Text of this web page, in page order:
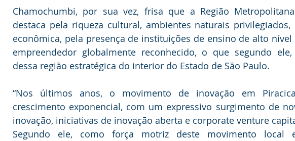
Chamochumbi, por sua vez, frisa que a Região
destaca pela riqueza cultural, ambientes naturais
econômica, pela presença de instituições de ensino de alto
empreendedor globalmente reconhecido, o que segundo
dessa região estratégica do interior do Estado de São Paulo.
“Nos últimos anos, o movimento de inovação em
crescimento exponencial, com um expressivo surgimento de
inovação, iniciativas de inovação aberta e corporate venture
Segundo ele, como força motriz deste movimento local